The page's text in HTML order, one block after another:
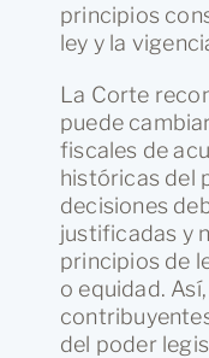
principios
ley y la
La Corte
puede
fiscales de
históricas del
decisiones
justificadas y
principios de
o equidad.
del poder